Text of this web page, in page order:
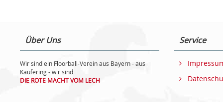
Über Uns
Wir sind ein Floorball-Verein aus Bayern - aus
Kaufering - wir sind
DIE ROTE MACHT VOM LECH
Service